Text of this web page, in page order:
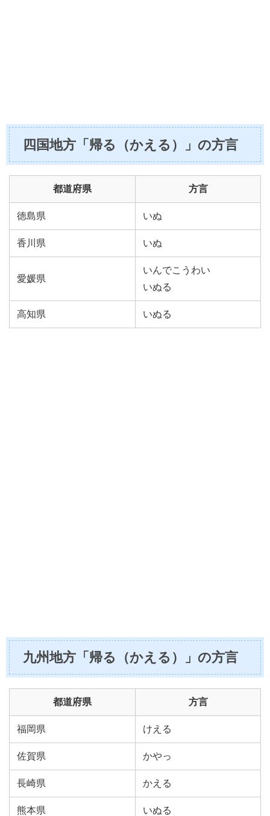
四国地方「帰る（かえる）」の方言
都道府県 方言
徳島県 いぬ
香川県 いぬ
愛媛県
いんでこうわい
いぬる
高知県 いぬる
九州地方「帰る（かえる）」の方言
都道府県 方言
福岡県 けえる
佐賀県 かやっ
長崎県 かえる
熊本県 いぬる